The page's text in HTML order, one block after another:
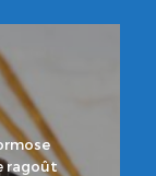
ragoût